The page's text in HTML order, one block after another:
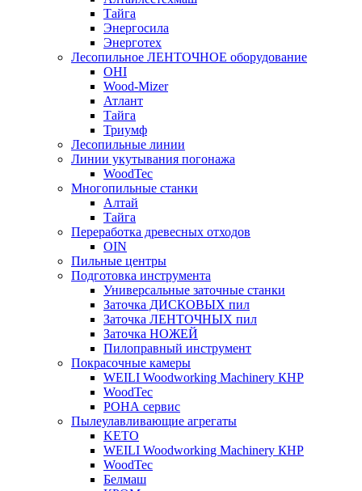
Тайга
Энергосила
Энерготех
Лесопильное ЛЕНТОЧНОЕ оборудование
OHI
Wood-Mizer
Атлант
Тайга
Триумф
Лесопильные линии
Линии укутывания погонажа
WoodTec
Многопильные станки
Алтай
Тайга
Переработка древесных отходов
OIN
Пильные центры
Подготовка инструмента
Универсальные заточные станки
Заточка ДИСКОВЫХ пил
Заточка ЛЕНТОЧНЫХ пил
Заточка НОЖЕЙ
Пилоправный инструмент
Покрасочные камеры
WEILI Woodworking Machinery КНР
WoodTec
РОНА сервис
Пылеулавливающие агрегаты
KETO
WEILI Woodworking Machinery КНР
WoodTec
Белмаш